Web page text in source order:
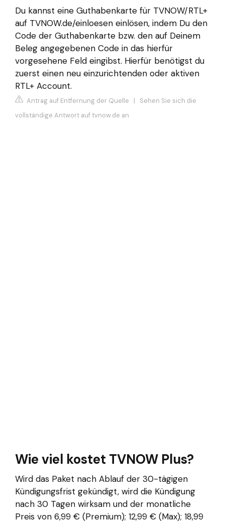
Du kannst eine Guthabenkarte für TVNOW/RTL+
auf TVNOW.de/einloesen einlösen, indem Du den
Code der Guthabenkarte bzw. den auf Deinem
Beleg angegebenen Code in das hierfür
vorgesehene Feld eingibst. Hierfür benötigst du
zuerst einen neu einzurichtenden oder aktiven
RTL+ Account.
Antrag auf Entfernung der Quelle | Sehen Sie sich die
vollständige Antwort auf tvnow.de an
Wie viel kostet TVNOW Plus?
Wird das Paket nach Ablauf der 30-tägigen
Kündigungsfrist gekündigt, wird die Kündigung
nach 30 Tagen wirksam und der monatliche
Preis von 6,99 € (Premium); 12,99 € (Max); 18,99